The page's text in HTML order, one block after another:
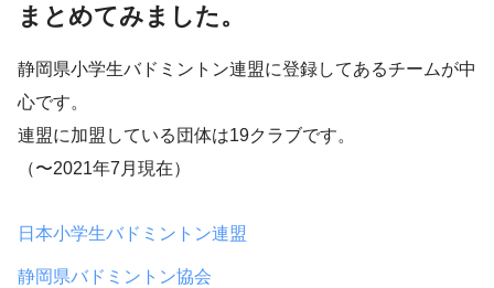
まとめてみました。
静岡県小学生バドミントン連盟に登録してあるチームが中
心です。
連盟に加盟している団体は19クラブです。
（〜2021年7月現在）
日本小学生バドミントン連盟
静岡県バドミントン協会